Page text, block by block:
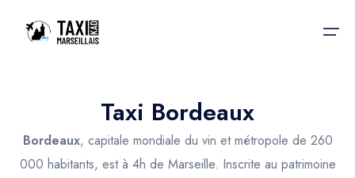
Nos services
Nos services
Taxi Bordeaux
Bordeaux, capitale mondiale du vin et métropole de 260
000 habitants, est à 4h de Marseille. Inscrite au patrimoine